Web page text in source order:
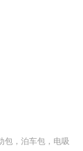
包，泊车包，电吸